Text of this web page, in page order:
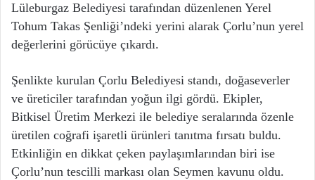
Lüleburgaz Belediyesi tarafından düzenlenen Yerel
Tohum Takas Şenliği’ndeki yerini alarak Çorlu’nun yerel
değerlerini görücüye çıkardı.
Şenlikte kurulan Çorlu Belediyesi standı, doğaseverler
ve üreticiler tarafından yoğun ilgi gördü. Ekipler,
Bitkisel Üretim Merkezi ile belediye seralarında özenle
üretilen coğrafi işaretli ürünleri tanıtma fırsatı buldu.
Etkinliğin en dikkat çeken paylaşımlarından biri ise
Çorlu’nun tescilli markası olan Seymen kavunu oldu.